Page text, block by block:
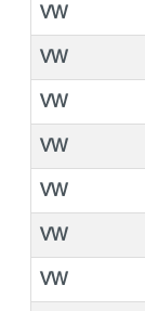
VW
VW
VW
VW
VW
VW
VW